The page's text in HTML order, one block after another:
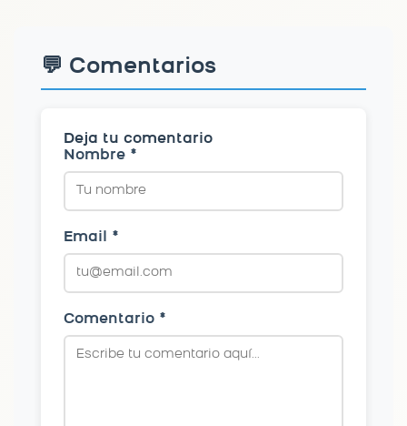
💬 Comentarios
Deja tu comentario
Nombre *
Email *
Comentario *